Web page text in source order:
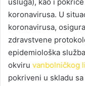
usluga), kao i
koronavirusa. U
koronavirusa,
zdravstvene
epidemiološka
okviru vanbolničkog
pokriveni u skladu